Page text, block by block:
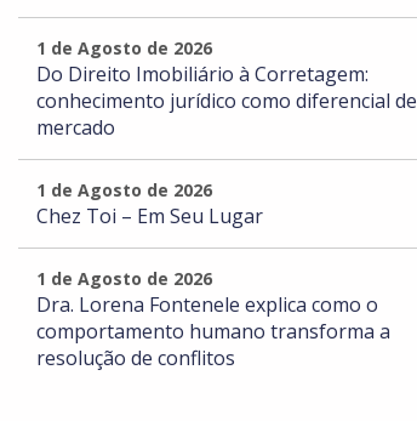
1 de Agosto de 2026
Do Direito Imobiliário à Corretagem:
conhecimento jurídico como diferencial de
mercado
1 de Agosto de 2026
Chez Toi – Em Seu Lugar
1 de Agosto de 2026
Dra. Lorena Fontenele explica como o
comportamento humano transforma a
resolução de conflitos